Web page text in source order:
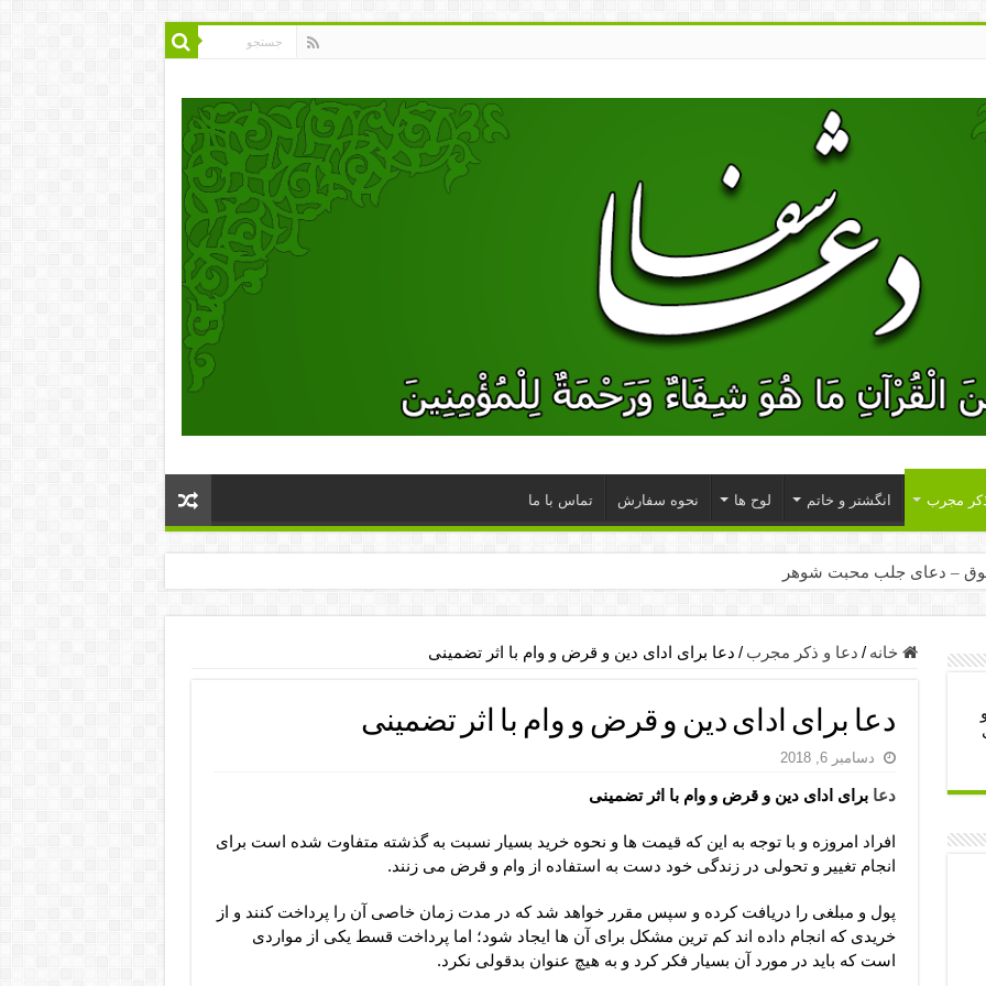
مجرب انگشتر و خاتم لوح ها نحوه سفارش تماس با ما
– دعای جلب محبت شوهر
– دعای یا من اظهر الجمیل برای حاجت
آن ها – ذکر مخصوص مستجاب الدعوه شدن
– دعای ترس و بی خوابی کودکان
دعای رفع مشکلات و طلب حاجت
– آیه‌ جلب ثروت و برکت مال
چشم زخم – دعای چشم زخم ماشاالله
برای آرامش قلب و رفع اضطراب
روز – دعای ثروت حضرت سلیمان
خانه / دعا و ذکر مجرب / دعا برای ادای دین و قرض و وام با اثر تضمینی
دعا برای ادای دین و قرض و وام با اثر تضمینی
دسامبر 6, 2018
دعا برای ادای دین و قرض و وام با اثر تضمینی
افراد امروزه و با توجه به این که قیمت ها و نحوه خرید بسیار نسبت به گذشته متفاوت شده است برای
انجام تغییر و تحولی در زندگی خود دست به استفاده از وام و قرض می زنند.
پول و مبلغی را دریافت کرده و سپس مقرر خواهد شد که در مدت زمان خاصی آن را پرداخت کنند و از
خریدی که انجام داده اند کم ترین مشکل برای آن ها ایجاد شود؛ اما پرداخت قسط یکی از مواردی
است که باید در مورد آن بسیار فکر کرد و به هیچ عنوان بدقولی نکرد.